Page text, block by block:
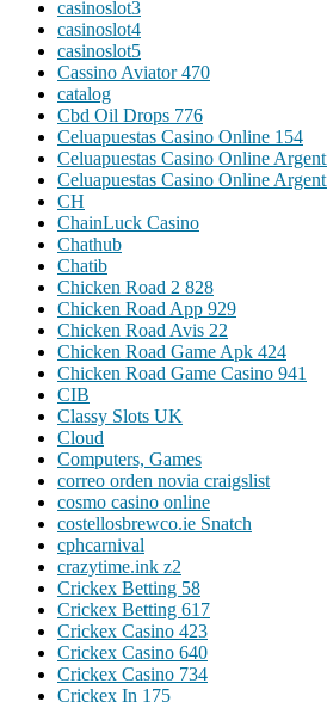
casinoslot3
casinoslot4
casinoslot5
Cassino Aviator 470
catalog
Cbd Oil Drops 776
Celuapuestas Casino Online 154
Celuapuestas Casino Online
Celuapuestas Casino Online
CH
ChainLuck Casino
Chathub
Chatib
Chicken Road 2 828
Chicken Road App 929
Chicken Road Avis 22
Chicken Road Game Apk 424
Chicken Road Game Casino 941
CIB
Classy Slots UK
Cloud
Computers, Games
correo orden novia craigslist
cosmo casino online
costellosbrewco.ie Snatch
cphcarnival
crazytime.ink z2
Crickex Betting 58
Crickex Betting 617
Crickex Casino 423
Crickex Casino 640
Crickex Casino 734
Crickex In 175